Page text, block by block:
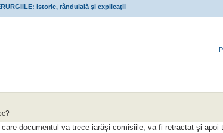
istorie, rânduială şi explicaţii
documentul va trece iarăşi comisiile, va fi retractat şi apoi